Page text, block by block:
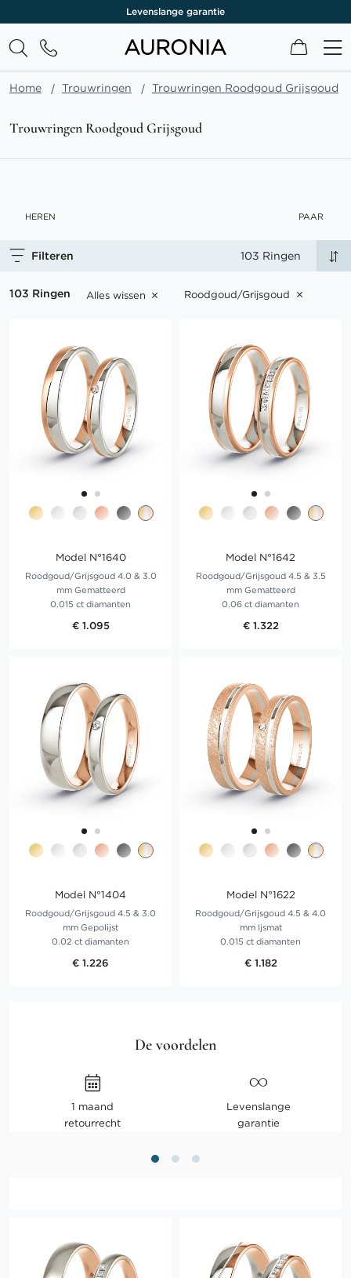
Levenslange garantie
Home Trouwringen Trouwringen Roodgoud Grijsgoud
Trouwringen Roodgoud Grijsgoud
HEREN PAAR
Filteren 103 Ringen
103 Ringen Alles wissen Roodgoud/Grijsgoud
Model N°1640
Roodgoud/Grijsgoud 4.0 & 3.0
mm Gematteerd
0.015 ct diamanten
€ 1.095
Model N°1642
Roodgoud/Grijsgoud 4.5 & 3.5
mm Gematteerd
0.06 ct diamanten
€ 1.322
Model N°1404
Roodgoud/Grijsgoud 4.5 & 3.0
mm Gepolijst
0.02 ct diamanten
€ 1.226
Model N°1622
Roodgoud/Grijsgoud 4.5 & 4.0
mm Ijsmat
0.015 ct diamanten
€ 1.182
De voordelen
1 maand
retourrecht
Levenslange
garantie